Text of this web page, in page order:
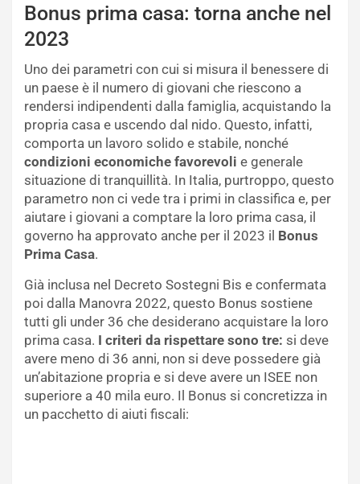
Bonus prima casa: torna anche nel
2023
Uno dei parametri con cui si misura il benessere di
un paese è il numero di giovani che riescono a
rendersi indipendenti dalla famiglia, acquistando la
propria casa e uscendo dal nido. Questo, infatti,
comporta un lavoro solido e stabile, nonché
condizioni economiche favorevoli e generale
situazione di tranquillità. In Italia, purtroppo, questo
parametro non ci vede tra i primi in classifica e, per
aiutare i giovani a comptare la loro prima casa, il
governo ha approvato anche per il 2023 il Bonus
Prima Casa.
Già inclusa nel Decreto Sostegni Bis e confermata
poi dalla Manovra 2022, questo Bonus sostiene
tutti gli under 36 che desiderano acquistare la loro
prima casa. I criteri da rispettare sono tre: si deve
avere meno di 36 anni, non si deve possedere già
un’abitazione propria e si deve avere un ISEE non
superiore a 40 mila euro. Il Bonus si concretizza in
un pacchetto di aiuti fiscali: